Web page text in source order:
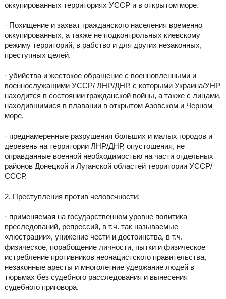
оккупированных территориях УССР и в открытом море.
· Похищение и захват гражданского населения временно
оккупированных, а также не подконтрольных киевскому
режиму территорий, в рабство и для других незаконных,
преступных целей.
· убийства и жестокое обращение с военнопленными и
военнослужащими УССР/ ЛНР/ДНР, с которыми Украина/УНР
находится в состоянии гражданской войны, а также с лицами,
находившимися в плавании в открытом Азовском и Черном
море.
· преднамеренные разрушения больших и малых городов и
деревень на территории ЛНР/ДНР, опустошения, не
оправданные военной необходимостью на части отдельных
районов Донецкой и Луганской областей территории УССР/
СССР.
2. Преступления против человечности:
· применяемая на государственном уровне политика
преследований, репрессий, в т.ч. так называемые
«люстрации», унижение чести и достоинства, в т.ч.
физическое, порабощение личности, пытки и физическое
истребление противников неонацистского правительства,
незаконные аресты и многолетние удержание людей в
тюрьмах без судебного расследования и вынесения
судебного приговора.